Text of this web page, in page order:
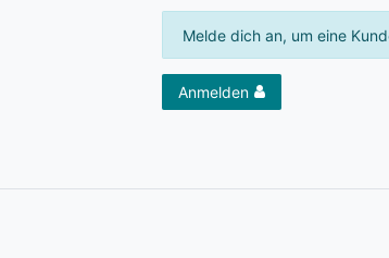
Melde dich an, um eine
Anmelden